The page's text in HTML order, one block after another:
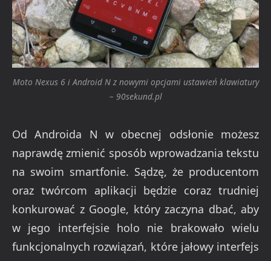
Moto Nexus 6 i Android N z nowymi opcjami ustawień klawiatury
– 90sekund.pl
Od Androida N w obecnej odsłonie możesz
naprawdę zmienić sposób wprowadzania tekstu
na swoim smartfonie. Sądzę, że producentom
oraz twórcom aplikacji będzie coraz trudniej
konkurować z Google, który zaczyna dbać, aby
w jego interfejsie holo nie brakowało wielu
funkcjonalnych rozwiązań, które jałowy interfejs